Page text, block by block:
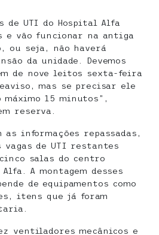
de UTI do Hospital Alfa
e vão funcionar na antiga
ou seja, não haverá
da unidade. Devemos
de nove leitos sexta-feira
mas se precisar ele
máximo 15 minutos”,
reserva.
as informações repassadas,
vagas de UTI restantes
salas do centro
A montagem desses
de equipamentos como
itens que já foram
ventiladores mecânicos e